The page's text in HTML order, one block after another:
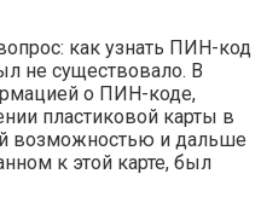
как узнать ПИН-код
не существовало. В
о ПИН-коде,
пластиковой карты в
возможностью и дальше
к этой карте, был